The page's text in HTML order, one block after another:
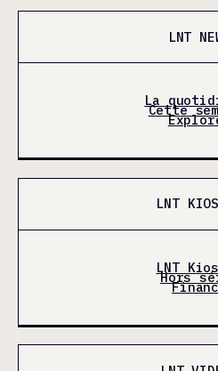
LNT
La
Cette
LNT
LNT
Hors